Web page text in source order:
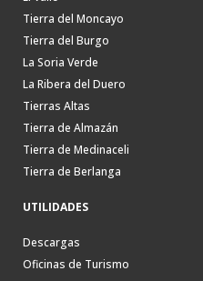
Tierra del Moncayo
Tierra del Burgo
La Soria Verde
La Ribera del Duero
Tierras Altas
Tierra de Almazán
Tierra de Medinaceli
Tierra de Berlanga
UTILIDADES
Descargas
Oficinas de Turismo